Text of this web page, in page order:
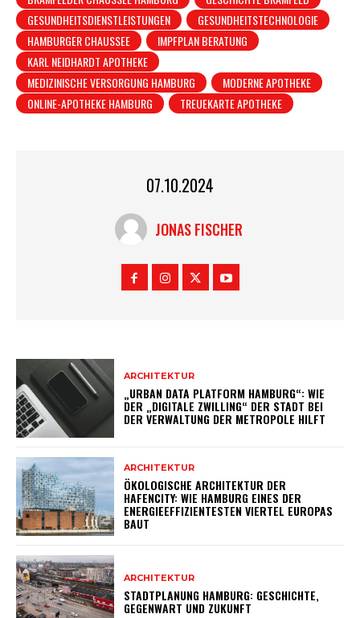
GESUNDHEITSDIENSTLEISTUNGEN
GESUNDHEITSTECHNOLOGIE
HAMBURGER CHAUSSEE
IMPFPLAN BERATUNG
KARL NEIDHARDT APOTHEKE
MEDIZINISCHE VERSORGUNG HAMBURG
MODERNE APOTHEKE
ONLINE-APOTHEKE HAMBURG
TREUEKARTE APOTHEKE
07.10.2024
JONAS FISCHER
ARCHITEKTUR
„URBAN DATA PLATFORM HAMBURG“: WIE
DER „DIGITALE ZWILLING“ DER STADT BEI
DER VERWALTUNG DER METROPOLE HILFT
ARCHITEKTUR
ÖKOLOGISCHE ARCHITEKTUR DER
HAFENCITY: WIE HAMBURG EINES DER
ENERGIEEFFIZIENTESTEN VIERTEL EUROPAS
BAUT
ARCHITEKTUR
STADTPLANUNG HAMBURG: GESCHICHTE,
GEGENWART UND ZUKUNFT